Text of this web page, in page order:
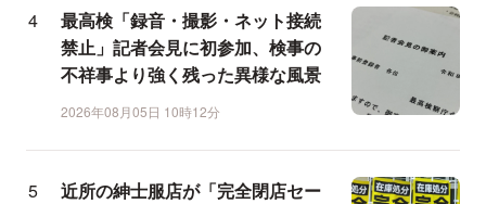
最高検「録音・撮影・ネット接続
禁止」記者会見に初参加、検事の
不祥事より強く残った異様な風景
2026年08月05日 10時12分
近所の紳士服店が「完全閉店セー